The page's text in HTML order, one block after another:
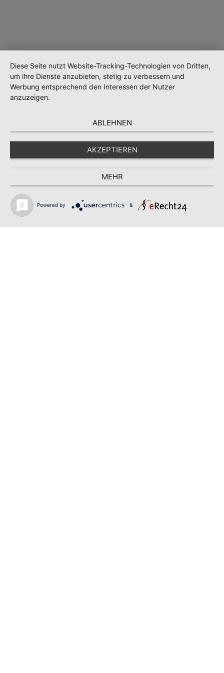
Diese Seite nutzt Website-Tracking-Technologien von Dritten,
um ihre Dienste anzubieten, stetig zu verbessern und
Werbung entsprechend den Interessen der Nutzer
anzuzeigen.
ABLEHNEN
AKZEPTIEREN
MEHR
Powered by &